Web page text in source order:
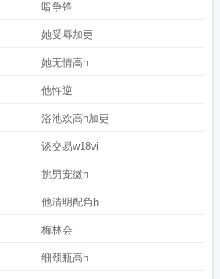
暗争锋
她受辱加更
她无情高h
他忤逆
浴池欢高h加更
谈交易w18vi
挑男宠微h
他清明配角h
梅林会
细颈瓶高h